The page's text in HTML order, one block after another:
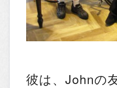
彼は、Johnの